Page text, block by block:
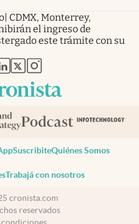
CDMX, Monterrey,
el ingreso de
este trámite con su
nueva pestaña
en nueva pestaña
abre en nueva pestaña
abre en nueva pestaña
abre en nueva pestaña
SuscribiteQuiénes Somos
Trabajá con nosotros
cronista.com
reservados